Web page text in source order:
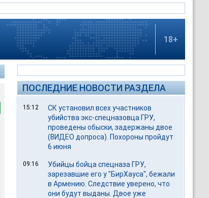
18+
ПОСЛЕДНИЕ НОВОСТИ РАЗДЕЛА
15:12
СК установил всех участников
убийства экс-спецназовца ГРУ,
проведены обыски, задержаны двое
(ВИДЕО допроса). Похороны пройдут
6 июня
09:16
Убийцы бойца спецназа ГРУ,
зарезавшие его у "БирХауса", бежали
в Армению. Следствие уверено, что
они будут выданы. Двое уже